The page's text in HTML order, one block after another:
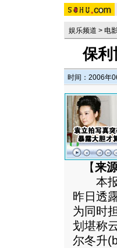
娱乐频道 > 电
保利
时间：2006年
【来
本报
昨日透
为同时
划堪称
尔冬升